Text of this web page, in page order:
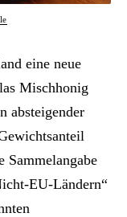
eine neue
Mischhonig
absteigender
Sammelangabe
EU-Ländern“